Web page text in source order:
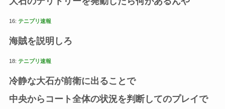
16: テニプリ速報
海賊を説明しろ
18: テニプリ速報
冷静な大石が前衛に出ることで
中央からコート全体の状況を判断してのプレイで